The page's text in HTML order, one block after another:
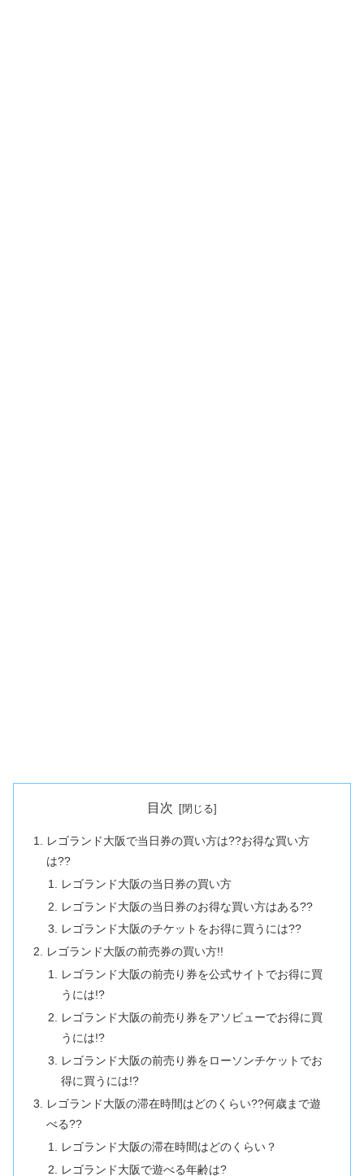
目次
レゴランド大阪で当日券の買い方は??お得な買い方
は??
レゴランド大阪の当日券の買い方
レゴランド大阪の当日券のお得な買い方はある??
レゴランド大阪のチケットをお得に買うには??
レゴランド大阪の前売券の買い方!!
レゴランド大阪の前売り券を公式サイトでお得に買
うには!?
レゴランド大阪の前売り券をアソビューでお得に買
うには!?
レゴランド大阪の前売り券をローソンチケットでお
得に買うには!?
レゴランド大阪の滞在時間はどのくらい??何歳まで遊
べる??
レゴランド大阪の滞在時間はどのくらい？
レゴランド大阪で遊べる年齢は?